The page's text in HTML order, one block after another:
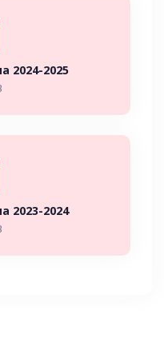
2024-2025
2023-2024